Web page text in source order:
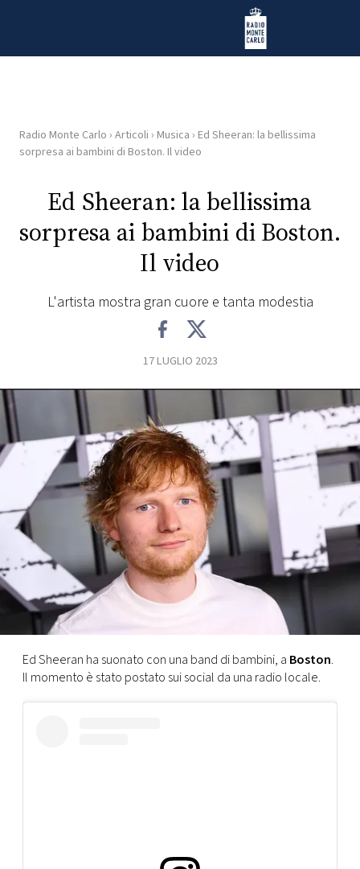
Radio Monte Carlo
HOME
RADIO
WEB
RADIO
PLAYLIST
FOTO
CONCORSI
EVENTI
VIDEO
PRINCIPATO
MONACO
RMC
Radio Monte Carlo › Articoli › Musica › Ed Sheeran: la bellissima
sorpresa ai bambini di Boston. Il video
Ed Sheeran: la bellissima
sorpresa ai bambini di Boston.
Il video
L'artista mostra gran cuore e tanta modestia
17 LUGLIO 2023
Ed Sheeran ha suonato con una band di bambini, a Boston.
Il momento è stato postato sui social da una radio locale.